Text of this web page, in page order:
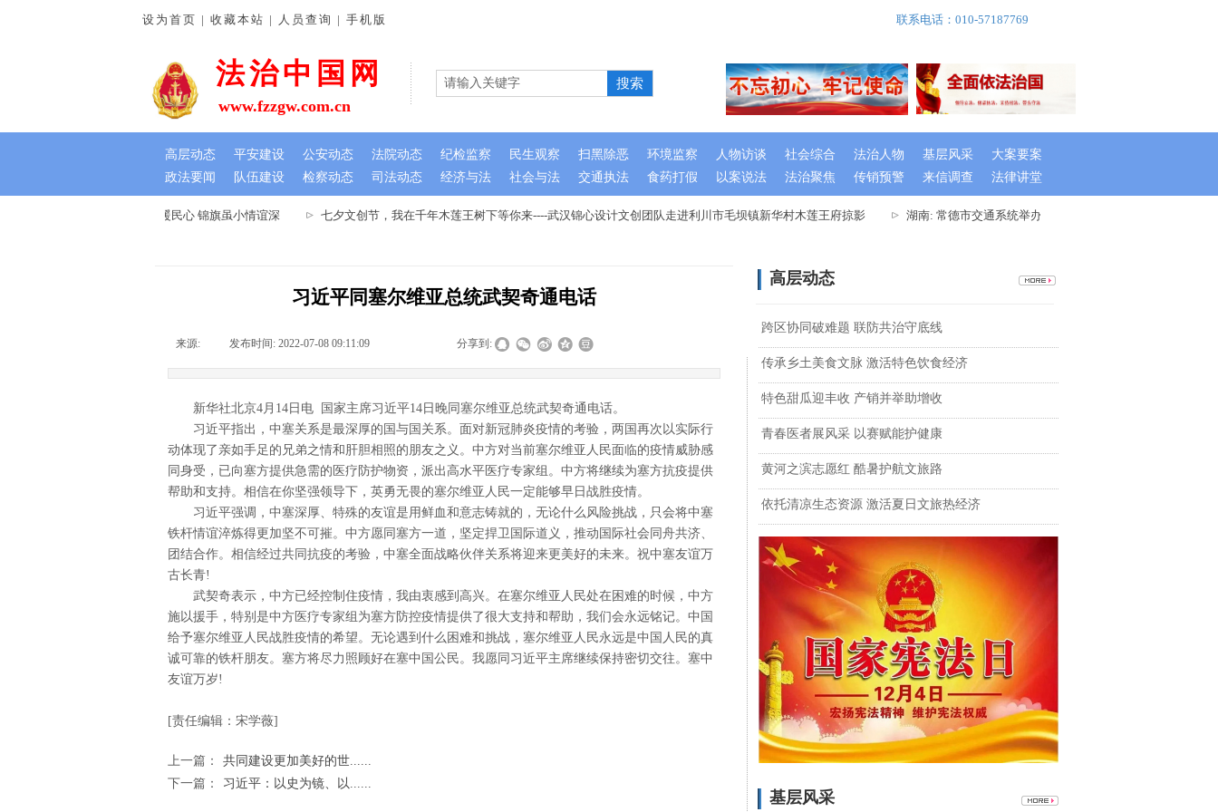
河南通许法院：排忧解难暖民心 锦旗虽小情谊深 七夕文创节，我在千年木莲王树下等你来----武汉锦心设计文创团队走进利川市毛坝镇新华村木莲王府掠影 湖南: 常德市交通系统举办出租车驾驶员创文专题培训班
法治中国网
政法要闻 队伍建设 检察动态 司法动态 经济与法 社会与法 交通执法 食药打假 以案说法 法治聚焦 传销预警 来信调查 法律讲堂
设为首页 | 收藏本站 | 人员查询 | 手机版 联系电话：010-57187769
搜索
www.fzzgw.com.cn
高层动态 平安建设 公安动态 法院动态 纪检监察 民生观察 扫黑除恶 环境监察 人物访谈 社会综合 法治人物 基层风采 大案要案
高层动态
习近平同塞尔维亚总统武契奇通电话
来源: 发布时间: 2022-07-08 09:11:09 分享到:
新华社北京4月14日电 国家主席习近平14日晚同塞尔维亚总统武契奇通电话。
习近平指出，中塞关系是最深厚的国与国关系。面对新冠肺炎疫情的考验，两国再次以实际行
动体现了亲如手足的兄弟之情和肝胆相照的朋友之义。中方对当前塞尔维亚人民面临的疫情威胁感
同身受，已向塞方提供急需的医疗防护物资，派出高水平医疗专家组。中方将继续为塞方抗疫提供
帮助和支持。相信在你坚强领导下，英勇无畏的塞尔维亚人民一定能够早日战胜疫情。
习近平强调，中塞深厚、特殊的友谊是用鲜血和意志铸就的，无论什么风险挑战，只会将中塞
铁杆情谊淬炼得更加坚不可摧。中方愿同塞方一道，坚定捍卫国际道义，推动国际社会同舟共济、
团结合作。相信经过共同抗疫的考验，中塞全面战略伙伴关系将迎来更美好的未来。祝中塞友谊万
古长青!
武契奇表示，中方已经控制住疫情，我由衷感到高兴。在塞尔维亚人民处在困难的时候，中方
施以援手，特别是中方医疗专家组为塞方防控疫情提供了很大支持和帮助，我们会永远铭记。中国
给予塞尔维亚人民战胜疫情的希望。无论遇到什么困难和挑战，塞尔维亚人民永远是中国人民的真
诚可靠的铁杆朋友。塞方将尽力照顾好在塞中国公民。我愿同习近平主席继续保持密切交往。塞中
友谊万岁!
[责任编辑：宋学薇]
上一篇：
共同建设更加美好的世......
下一篇：
习近平：以史为镜、以......
跨区协同破难题 联防共治守底线
传承乡土美食文脉 激活特色饮食经济
特色甜瓜迎丰收 产销并举助增收
青春医者展风采 以赛赋能护健康
黄河之滨志愿红 酷暑护航文旅路
依托清凉生态资源 激活夏日文旅热经济
基层风采